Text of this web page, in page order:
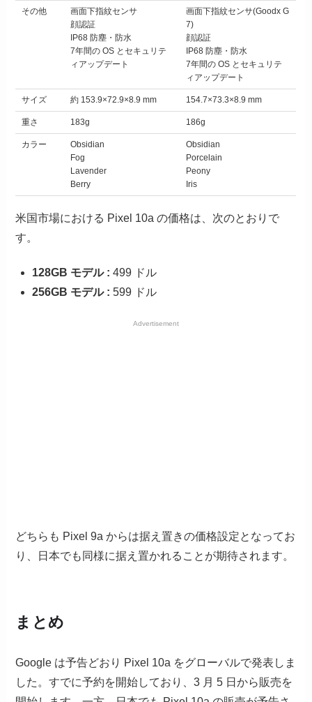
その他
画面下指紋センサ
顔認証
IP68 防塵・防水
7年間の OS とセキュリテ
ィアップデート
画面下指紋センサ(Goodx G
7)
顔認証
IP68 防塵・防水
7年間の OS とセキュリテ
ィアップデート
サイズ 約 153.9×72.9×8.9 mm 154.7×73.3×8.9 mm
重さ 183g 186g
カラー
Obsidian
Fog
Lavender
Berry
Obsidian
Porcelain
Peony
Iris
米国市場における Pixel 10a の価格は、次のとおりで
す。
128GB モデル :499 ドル
256GB モデル : 599 ドル
Advertisement
どちらも Pixel 9a からは据え置きの価格設定となってお
り、日本でも同様に据え置かれることが期待されます。
まとめ
Google は予告どおり Pixel 10a をグローバルで発表しま
した。すでに予約を開始しており、3 月 5 日から販売を